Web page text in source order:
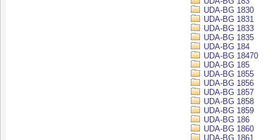
UDA-BG 1830
UDA-BG 1831
UDA-BG 1833
UDA-BG 1835
UDA-BG 184
UDA-BG 18470
UDA-BG 185
UDA-BG 1855
UDA-BG 1856
UDA-BG 1857
UDA-BG 1858
UDA-BG 1859
UDA-BG 186
UDA-BG 1860
UDA-BG 1861